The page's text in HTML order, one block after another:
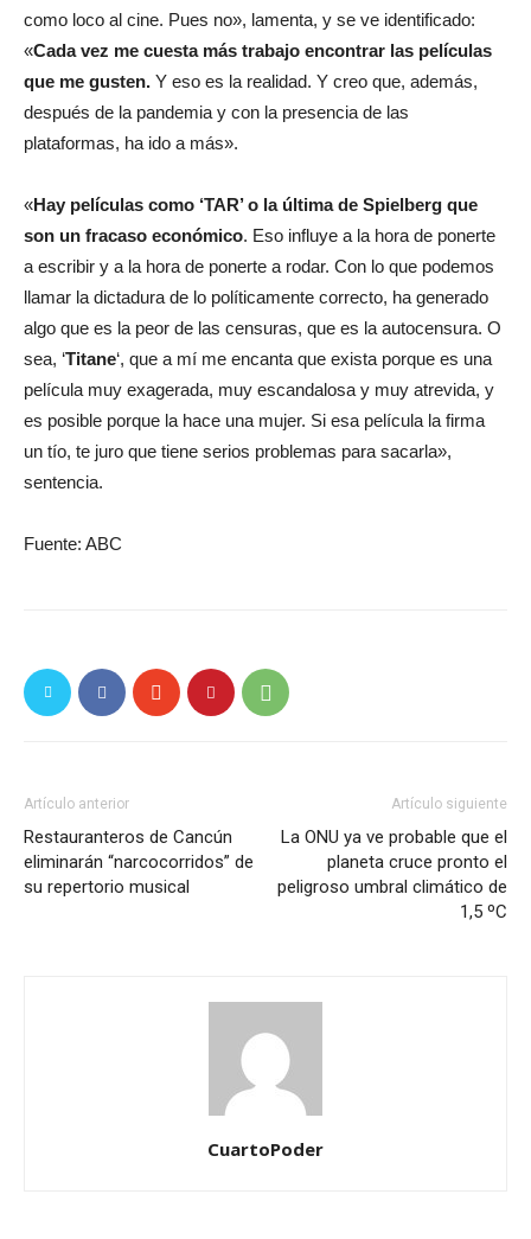
como loco al cine. Pues no», lamenta, y se ve identificado:
«Cada vez me cuesta más trabajo encontrar las películas
que me gusten. Y eso es la realidad. Y creo que, además,
después de la pandemia y con la presencia de las
plataformas, ha ido a más».
«Hay películas como ‘TAR’ o la última de Spielberg que
son un fracaso económico. Eso influye a la hora de ponerte
a escribir y a la hora de ponerte a rodar. Con lo que podemos
llamar la dictadura de lo políticamente correcto, ha generado
algo que es la peor de las censuras, que es la autocensura. O
sea, ‘Titane‘, que a mí me encanta que exista porque es una
película muy exagerada, muy escandalosa y muy atrevida, y
es posible porque la hace una mujer. Si esa película la firma
un tío, te juro que tiene serios problemas para sacarla»,
sentencia.
Fuente: ABC
Artículo anterior
Restauranteros de Cancún
eliminarán “narcocorridos” de
su repertorio musical
Artículo siguiente
La ONU ya ve probable que el
planeta cruce pronto el
peligroso umbral climático de
1,5 ºC
CuartoPoder